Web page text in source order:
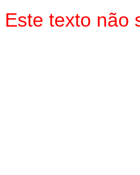
Este texto não